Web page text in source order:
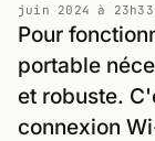
juin 2024 à 23h33
Pour
portable
et robuste.
connexion